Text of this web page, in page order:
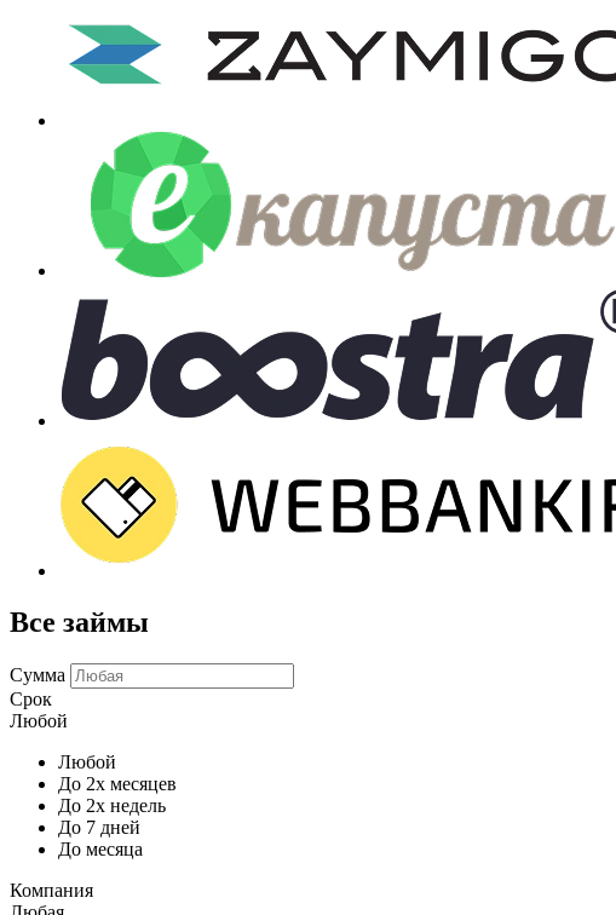
Все займы
Сумма
Срок
Любой
Любой
До 2х месяцев
До 2х недель
До 7 дней
До месяца
Компания